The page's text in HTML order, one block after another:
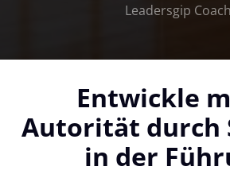
Leadersgip Coach
Entwickle
Autorität durch
in der